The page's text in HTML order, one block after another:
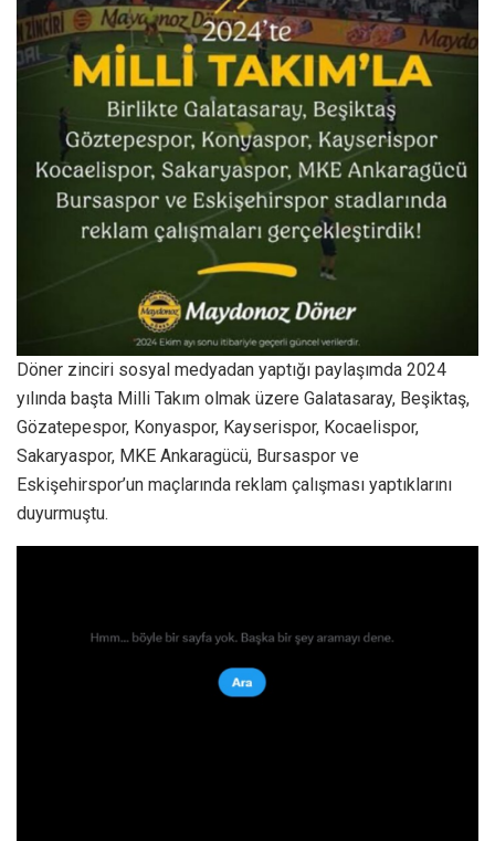
Döner zinciri sosyal medyadan yaptığı paylaşımda 2024
yılında başta Milli Takım olmak üzere Galatasaray, Beşiktaş,
Gözatepespor, Konyaspor, Kayserispor, Kocaelispor,
Sakaryaspor, MKE Ankaragücü, Bursaspor ve
Eskişehirspor’un maçlarında reklam çalışması yaptıklarını
duyurmuştu.